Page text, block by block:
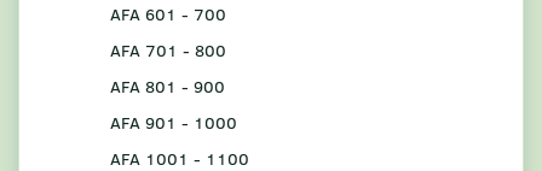
AFA 601 - 700
AFA 701 - 800
AFA 801 - 900
AFA 901 - 1000
AFA 1001 - 1100